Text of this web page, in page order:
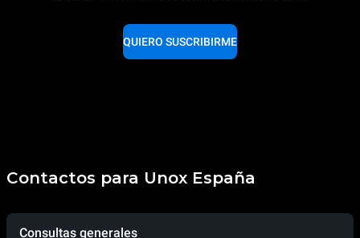
QUIERO SUSCRIBIRME
Contactos para Unox España
Consultas generales